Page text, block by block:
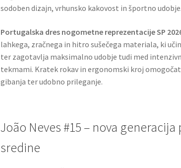
sodoben dizajn, vrhunsko kakovost in športno udobje.
Portugalska dres nogometne reprezentacije SP
lahkega, zračnega in hitro sušečega materiala, ki
ter zagotavlja maksimalno udobje tudi med
tekmami. Kratek rokav in ergonomski kroj
gibanja ter udobno prileganje.
João Neves #15 – nova
sredine